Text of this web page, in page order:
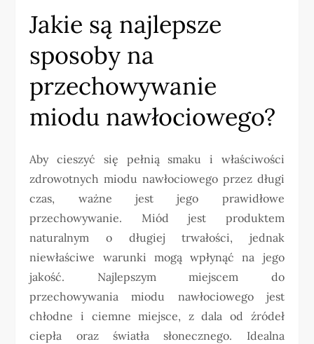
Jakie są najlepsze
sposoby na
przechowywanie
miodu nawłociowego?
Aby cieszyć się pełnią smaku i właściwości
zdrowotnych miodu nawłociowego przez długi
czas, ważne jest jego prawidłowe
przechowywanie. Miód jest produktem
naturalnym o długiej trwałości, jednak
niewłaściwe warunki mogą wpłynąć na jego
jakość. Najlepszym miejscem do
przechowywania miodu nawłociowego jest
chłodne i ciemne miejsce, z dala od źródeł
ciepła oraz światła słonecznego. Idealna